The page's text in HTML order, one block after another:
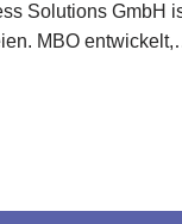
Solutions GmbH
MBO